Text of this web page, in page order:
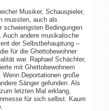
Musiker, Schauspieler,
mussten, auch als
schwierigsten Bedingungen
Auch andere musikalische
der Selbstbehauptung –
für die Ghettobewohner
war. Raphael Schächter,
mit Ghettobewohnern
Deportationen große
Sänger gefunden. Als
letzten Mal erklang,
für sich selbst. Kaum